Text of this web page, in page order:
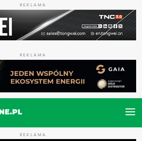
REKLAMA
REKLAMA
REKLAMA